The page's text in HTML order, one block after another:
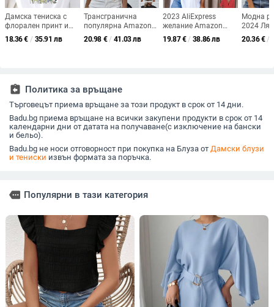
Дамска тениска с
флорален принт и
кръгло деколте - ярък
и цветен флорален
18.36€ / 35.91 лв
Трансгранична
популярна Amazon
2023 пролетно-лятна
европейска и
деколте
20.98 € / 41.03 лв
2023 AliExpress
желание Amazon
популярна есенна
семпла дамска риза
19.87€ / 38.86 лв
Модна
2024
външна
20.36€ /
assignment_return Политика за връщане
Търговецът приема връщане за този продукт в срок от 14 дни.
Badu.bg приема връщане на всички закупени продукти в срок от 14
календарни дни от датата на получаване(с изключение на бански
и бельо).
Badu.bg не носи отговорност при покупка на Блуза от Дамски блузи
и тениски извън формата за поръчка.
more Популярни в тази категория